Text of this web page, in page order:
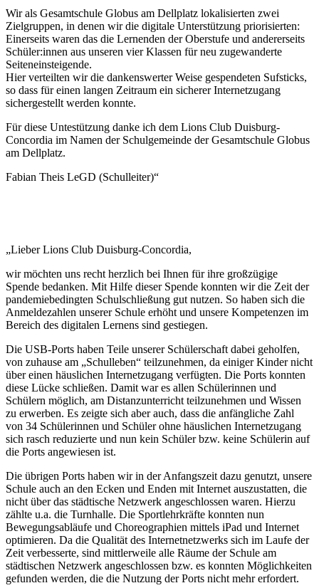
Wir als Gesamtschule Globus am Dellplatz lokalisierten zwei
Zielgruppen, in denen wir die digitale Unterstützung priorisierten:
Einerseits waren das die Lernenden der Oberstufe und andererseits
Schüler:innen aus unseren vier Klassen für neu zugewanderte
Seiteneinsteigende.
Hier verteilten wir die dankenswerter Weise gespendeten Sufsticks,
so dass für einen langen Zeitraum ein sicherer Internetzugang
sichergestellt werden konnte.
Für diese Untestützung danke ich dem Lions Club Duisburg-
Concordia im Namen der Schulgemeinde der Gesamtschule Globus
am Dellplatz.
Fabian Theis LeGD (Schulleiter)“
„Lieber Lions Club Duisburg-Concordia,
wir möchten uns recht herzlich bei Ihnen für ihre großzügige
Spende bedanken. Mit Hilfe dieser Spende konnten wir die Zeit der
pandemiebedingten Schulschließung gut nutzen. So haben sich die
Anmeldezahlen unserer Schule erhöht und unsere Kompetenzen im
Bereich des digitalen Lernens sind gestiegen.
Die USB-Ports haben Teile unserer Schülerschaft dabei geholfen,
von zuhause am „Schulleben“ teilzunehmen, da einiger Kinder nicht
über einen häuslichen Internetzugang verfügten. Die Ports konnten
diese Lücke schließen. Damit war es allen Schülerinnen und
Schülern möglich, am Distanzunterricht teilzunehmen und Wissen
zu erwerben. Es zeigte sich aber auch, dass die anfängliche Zahl
von 34 Schülerinnen und Schüler ohne häuslichen Internetzugang
sich rasch reduzierte und nun kein Schüler bzw. keine Schülerin auf
die Ports angewiesen ist.
Die übrigen Ports haben wir in der Anfangszeit dazu genutzt, unsere
Schule auch an den Ecken und Enden mit Internet auszustatten, die
nicht über das städtische Netzwerk angeschlossen waren. Hierzu
zählte u.a. die Turnhalle. Die Sportlehrkräfte konnten nun
Bewegungsabläufe und Choreographien mittels iPad und Internet
optimieren. Da die Qualität des Internetnetzwerks sich im Laufe der
Zeit verbesserte, sind mittlerweile alle Räume der Schule am
städtischen Netzwerk angeschlossen bzw. es konnten Möglichkeiten
gefunden werden, die die Nutzung der Ports nicht mehr erfordert.